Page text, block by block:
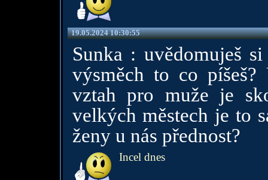
19.05.2024 10:30:55
Sunka : uvědomuješ
výsměch to co píšeš?
vztah pro muže je
velkých městech je to
ženy u nás přednost?
Incel dnes